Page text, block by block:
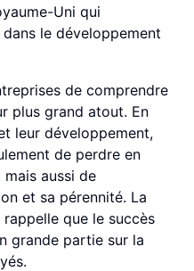
Uni qui
le développement
de comprendre
plus grand atout. En
leur développement,
de perdre en
aussi de
et sa pérennité. La
que le succès
grande partie sur la